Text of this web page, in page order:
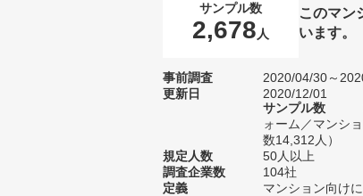
サンプル数
2,678 人
このマン
います。
事前調査
2020/04/30～
更新日
2020/12/01
サンプル数
ォーム／マンシ
数14,312人）
規定人数
50人以上
調査企業数
104社
定義
マンション向け